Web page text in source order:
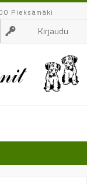
Pieksämäki
Kirjaudu